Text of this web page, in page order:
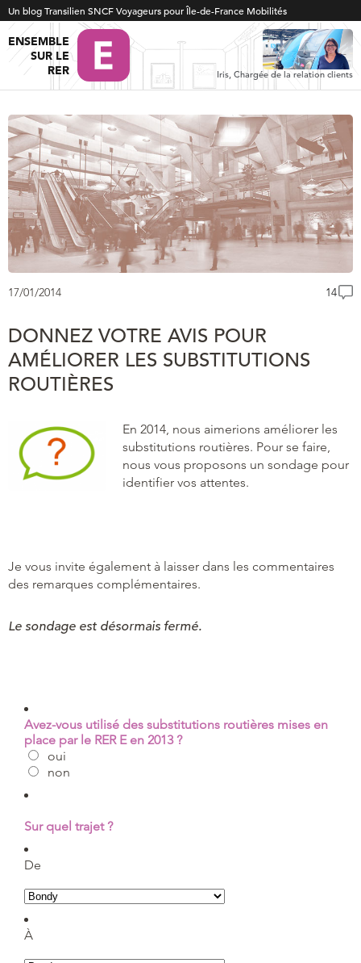
Un blog Transilien SNCF Voyageurs pour Île-de-France Mobilités
ENSEMBLE
SUR LE
RER
Iris, Chargée de la relation clients
17/01/2014 14
DONNEZ VOTRE AVIS POUR
AMÉLIORER LES SUBSTITUTIONS
ROUTIÈRES
En 2014, nous aimerions améliorer les
substitutions routières. Pour se faire,
nous vous proposons un sondage pour
identifier vos attentes.
Je vous invite également à laisser dans les commentaires
des remarques complémentaires.
Le sondage est désormais fermé.
Avez-vous utilisé des substitutions routières mises en
place par le RER E en 2013 ?
oui
non
Sur quel trajet ?
De
À